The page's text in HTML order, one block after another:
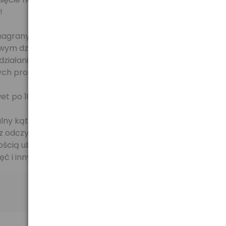
danych. Obejmuje ona:
działaniem powietrza i utlenieniem;
czynników chemicznych;
promieniowaniem.
po 100 latach!
kąt pomiędzy laserem a nośnikiem, dzięki czemu
płyty w odtwarzaczach CD i DVD.
ubarwią Twoją kolekcję. Idealnie nadają się do
i innych.